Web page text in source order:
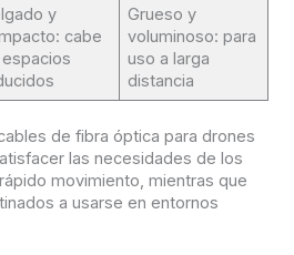
y
cabe
Grueso y
voluminoso: para
uso a larga
distancia
de fibra óptica para drones
las necesidades de los
movimiento, mientras que
a usarse en entornos